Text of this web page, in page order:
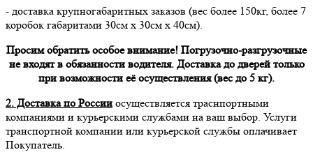
- доставка крупногабаритных заказов (вес более 150кг, более 7
коробок габаритами 30см х 30см х 40см).
Просим обратить особое внимание! Погрузочно-разгрузочные
не входят в обязанности водителя. Доставка до дверей только
при возможности её осуществления (вес до 5 кг).
2. Доставка по России осуществляется траснпортными
компаниями и курьерскими службами на ваш выбор. Услуги
транспортной компании или курьерской службы оплачивает
Покупатель.